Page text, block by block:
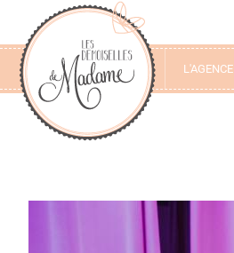
L'AGENCE